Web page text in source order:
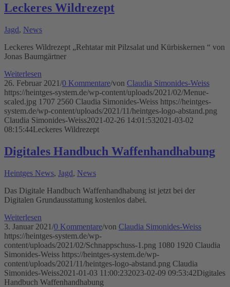
Leckeres Wildrezept
Jagd, News
Leckeres Wildrezept „Rehtatar mit Pilzsalat und Kürbiskernen “ von
Jonas Baumgärtner
Weiterlesen
26. Februar 2021/0 Kommentare/von Claudia Simonides-Weiss
https://heintges-system.de/wp-content/uploads/2021/02/Menue-
scaled.jpg 1707 2560 Claudia Simonides-Weiss https://heintges-
system.de/wp-content/uploads/2021/11/heintges-logo-abstand.png
Claudia Simonides-Weiss2021-02-26 14:01:532021-03-02
08:15:44Leckeres Wildrezept
Digitales Handbuch Waffenhandhabung
Heintges News, Jagd, News
Das Digitale Handbuch Waffenhandhabung ist jetzt bei der
Digitalen Grundausstattung kostenlos dabei.
Weiterlesen
3. Januar 2021/0 Kommentare/von Claudia Simonides-Weiss
https://heintges-system.de/wp-
content/uploads/2021/02/Schnappschuss-1.png 1080 1920 Claudia
Simonides-Weiss https://heintges-system.de/wp-
content/uploads/2021/11/heintges-logo-abstand.png Claudia
Simonides-Weiss2021-01-03 11:00:232023-02-09 09:53:42Digitales
Handbuch Waffenhandhabung